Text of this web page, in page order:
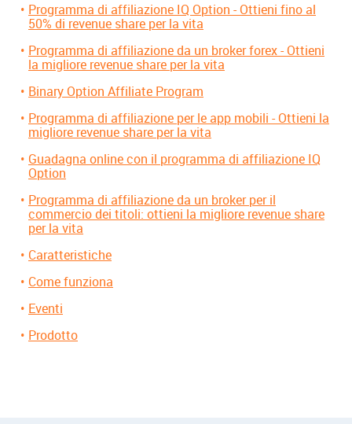
Programma di affiliazione IQ Option - Ottieni fino al
50% di revenue share per la vita
Programma di affiliazione da un broker forex - Ottieni
la migliore revenue share per la vita
Binary Option Affiliate Program
Programma di affiliazione per le app mobili - Ottieni la
migliore revenue share per la vita
Guadagna online con il programma di affiliazione IQ
Option
Programma di affiliazione da un broker per il
commercio dei titoli: ottieni la migliore revenue share
per la vita
Caratteristiche
Come funziona
Eventi
Prodotto